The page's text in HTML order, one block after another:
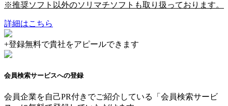
※推奨ソフト以外のソリマチソフトも取り扱っております。
詳細はこちら
+登録無料で貴社をアピールできます
会員検索サービスへの登録
会員企業を自己PR付きでご紹介している「会員検索サービ